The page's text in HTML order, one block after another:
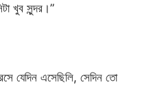
খুব সুন্দর।”
যেদিন এসেছিলি, সেদিন তো